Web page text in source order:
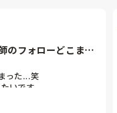
と入れられていたので、
段階で服薬介助するのが
と誘われてるのですが、
のフォローどこまで
った...笑
いです